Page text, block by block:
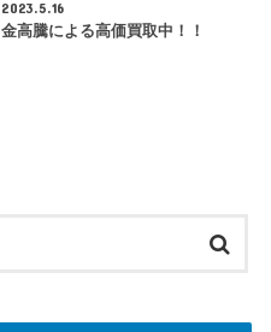
2023.5.16
金高騰による高価買取中！！